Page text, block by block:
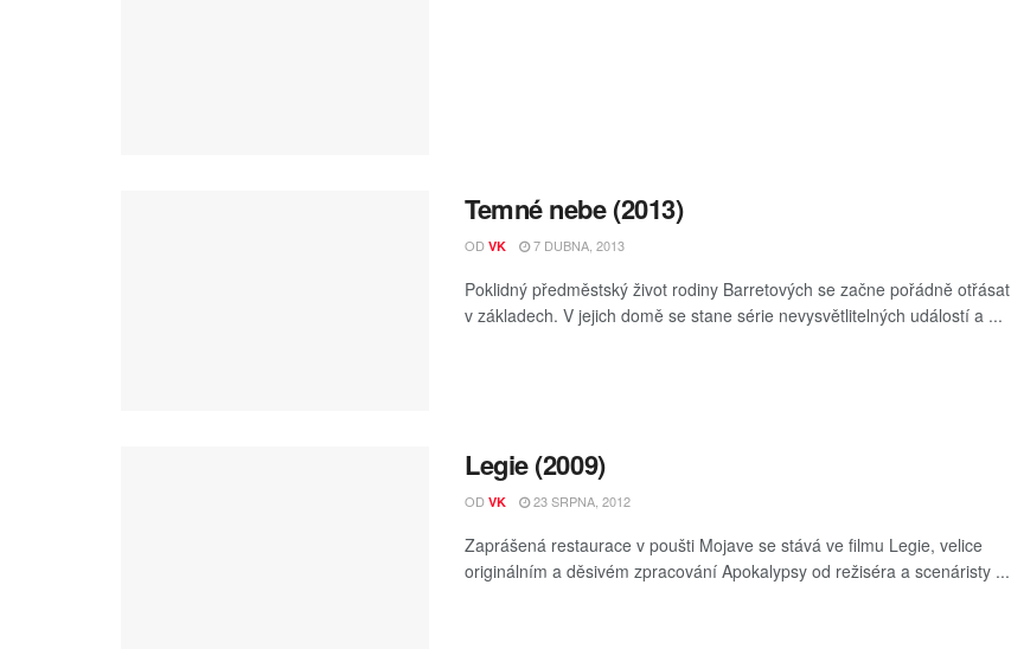
Temné nebe (2013)
OD VK 7 DUBNA, 2013
Poklidný předměstský život rodiny Barretových se začne pořádně otřásat
v základech. V jejich domě se stane série nevysvětlitelných událostí a ...
Legie (2009)
OD VK 23 SRPNA, 2012
Zaprášená restaurace v poušti Mojave se stává ve filmu Legie, velice
originálním a děsivém zpracování Apokalypsy od režiséra a scenáristy ...